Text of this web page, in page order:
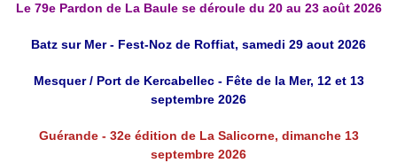
Le 79e Pardon de La Baule se déroule du 20 au 23 août 2026
Batz sur Mer - Fest-Noz de Roffiat, samedi 29 aout 2026
Mesquer / Port de Kercabellec - Fête de la Mer, 12 et 13
septembre 2026
Guérande - 32e édition de La Salicorne, dimanche 13
septembre 2026